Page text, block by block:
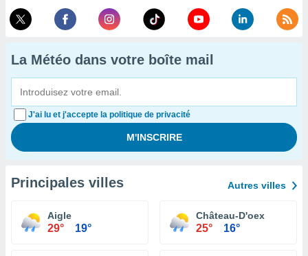
La Météo dans votre boîte mail
J'ai lu et j'accepte la politique de privacité
Principales villes Autres villes
Aigle
29° 19°
Château-D'oex
25° 16°